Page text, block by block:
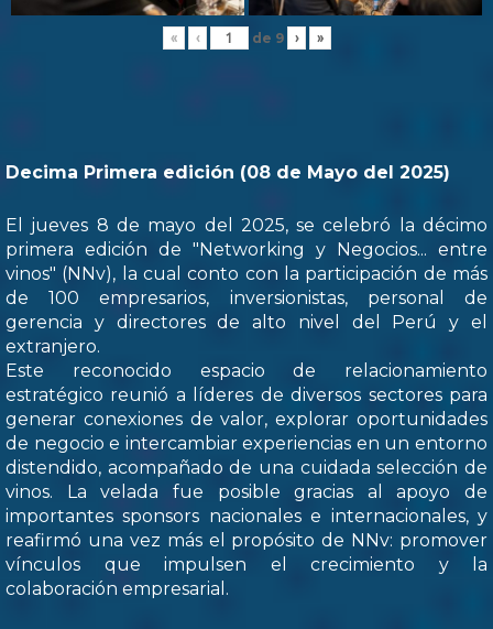
« ‹ de 9 › »
Decima Primera edición (08 de Mayo del 2025)
El jueves 8 de mayo del 2025, se celebró la décimo
primera edición de "Networking y Negocios... entre
vinos" (NNv), la cual conto con la participación de más
de 100 empresarios, inversionistas, personal de
gerencia y directores de alto nivel del Perú y el
extranjero.
Este reconocido espacio de relacionamiento
estratégico reunió a líderes de diversos sectores para
generar conexiones de valor, explorar oportunidades
de negocio e intercambiar experiencias en un entorno
distendido, acompañado de una cuidada selección de
vinos. La velada fue posible gracias al apoyo de
importantes sponsors nacionales e internacionales, y
reafirmó una vez más el propósito de NNv: promover
vínculos que impulsen el crecimiento y la
colaboración empresarial.